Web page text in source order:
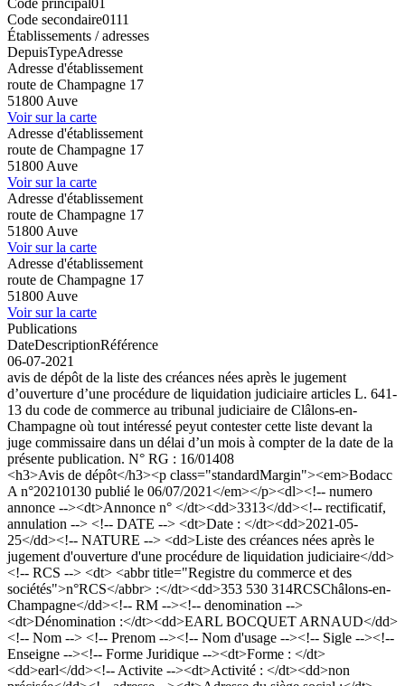
Code secondaire0111
Établissements / adresses
DepuisTypeAdresse
Adresse d'établissement
route de Champagne 17
51800 Auve
Voir sur la carte
Adresse d'établissement
route de Champagne 17
51800 Auve
Voir sur la carte
Adresse d'établissement
route de Champagne 17
51800 Auve
Voir sur la carte
Adresse d'établissement
route de Champagne 17
51800 Auve
Voir sur la carte
Publications
DateDescriptionRéférence
06-07-2021
avis de dépôt de la liste des créances nées après le jugement
d’ouverture d’une procédure de liquidation judiciaire articles L. 641-
13 du code de commerce au tribunal judiciaire de Clâlons-en-
Champagne où tout intéressé peyut contester cette liste devant la
juge commissaire dans un délai d’un mois à compter de la date de la
présente publication. N° RG : 16/01408
<h3>Avis de dépôt</h3><p class="standardMargin"><em>Bodacc
A n°20210130 publié le 06/07/2021</em></p><dl><!-- numero
annonce --><dt>Annonce n° </dt><dd>3313</dd><!-- rectificatif,
annulation --> <!-- DATE --> <dt>Date : </dt><dd>2021-05-
25</dd><!-- NATURE --> <dd>Liste des créances nées après le
jugement d'ouverture d'une procédure de liquidation judiciaire</dd>
<!-- RCS --> <dt> <abbr title="Registre du commerce et des
sociétés">n°RCS</abbr> :</dt><dd>353 530 314RCSChâlons-en-
Champagne</dd><!-- RM --><!-- denomination -->
<dt>Dénomination :</dt><dd>EARL BOCQUET ARNAUD</dd>
<!-- Nom --> <!-- Prenom --><!-- Nom d'usage --><!-- Sigle --><!--
Enseigne --><!-- Forme Juridique --><dt>Forme : </dt>
<dd>earl</dd><!-- Activite --><dt>Activité : </dt><dd>non